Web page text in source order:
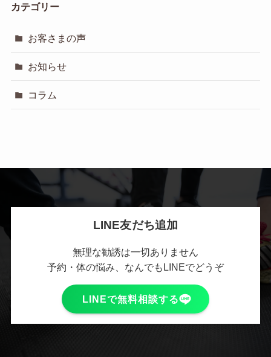
カテゴリー
お客さまの声
お知らせ
コラム
LINE友だち追加
無理な勧誘は一切ありません
予約・体の悩み、なんでもLINEでどうぞ
LINEで無料相談する